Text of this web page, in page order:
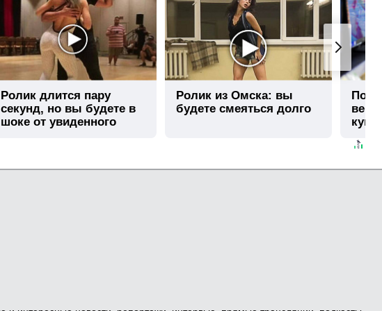
Ролик длится пару
секунд, но вы будете в
шоке от увиденного
Ролик из Омска: вы
будете смеяться долго